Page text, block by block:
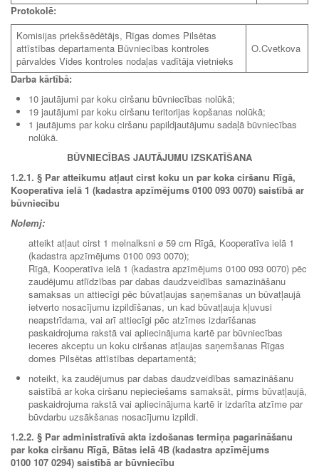
Protokolē:
Komisijas priekšsēdētājs, Rīgas domes Pilsētas
attīstības departamenta Būvniecības kontroles
pārvaldes Vides kontroles nodaļas vadītāja vietnieks
O.Cvetkova
Darba kārtībā:
10 jautājumi par koku ciršanu būvniecības nolūkā;
19 jautājumi par koku ciršanu teritorijas kopšanas nolūkā;
1 jautājums par koku ciršanu papildjautājumu sadaļā būvniecības
nolūkā.
BŪVNIECĪBAS JAUTĀJUMU IZSKATĪŠANA
1.2.1. § Par atteikumu atļaut cirst koku un par koka ciršanu Rīgā,
Kooperatīva ielā 1 (kadastra apzīmējums 0100 093 0070) saistībā ar
būvniecību
Nolemj:
atteikt atļaut cirst 1 melnalksni ø 59 cm Rīgā, Kooperatīva ielā 1
(kadastra apzīmējums 0100 093 0070);
Rīgā, Kooperatīva ielā 1 (kadastra apzīmējums 0100 093 0070) pēc
zaudējumu atlīdzības par dabas daudzveidības samazināšanu
samaksas un attiecīgi pēc būvatļaujas saņemšanas un būvatļaujā
ietverto nosacījumu izpildīšanas, un kad būvatļauja kļuvusi
neapstrīdama, vai arī attiecīgi pēc atzīmes izdarīšanas
paskaidrojuma rakstā vai apliecinājuma kartē par būvniecības
ieceres akceptu un koku ciršanas atļaujas saņemšanas Rīgas
domes Pilsētas attīstības departamentā;
noteikt, ka zaudējumus par dabas daudzveidības samazināšanu
saistībā ar koka ciršanu nepieciešams samaksāt, pirms būvatļaujā,
paskaidrojuma rakstā vai apliecinājuma kartē ir izdarīta atzīme par
būvdarbu uzsākšanas nosacījumu izpildi.
1.2.2. § Par administratīvā akta izdošanas termiņa pagarināšanu
par koka ciršanu Rīgā, Bātas ielā 4B (kadastra apzīmējums
0100 107 0294) saistībā ar būvniecību